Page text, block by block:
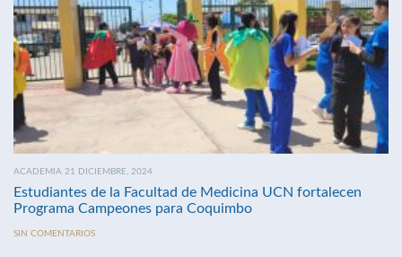
ACADEMIA 21 DICIEMBRE, 2024
Estudiantes de la Facultad de Medicina UCN fortalecen
Programa Campeones para Coquimbo
SIN COMENTARIOS